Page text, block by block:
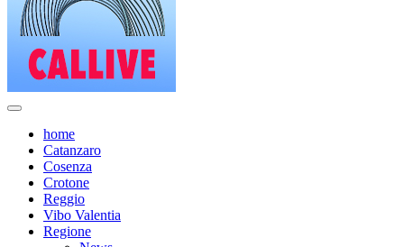
home
Catanzaro
Cosenza
Crotone
Reggio
Vibo Valentia
Regione